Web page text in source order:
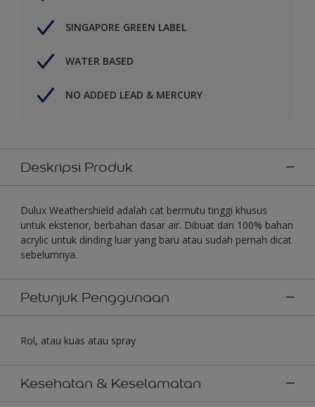
SINGAPORE GREEN LABEL
WATER BASED
NO ADDED LEAD & MERCURY
Deskripsi Produk
Dulux Weathershield adalah cat bermutu tinggi khusus
untuk eksterior, berbahan dasar air. Dibuat dari 100% bahan
acrylic untuk dinding luar yang baru atau sudah pernah dicat
sebelumnya.
Petunjuk Penggunaan
Rol, atau kuas atau spray
Kesehatan & Keselamatan